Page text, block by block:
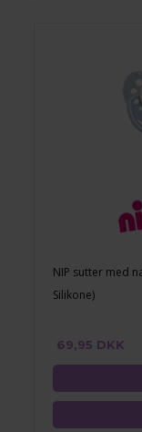
NIP sutter med
Silikone)
69,95 DKK